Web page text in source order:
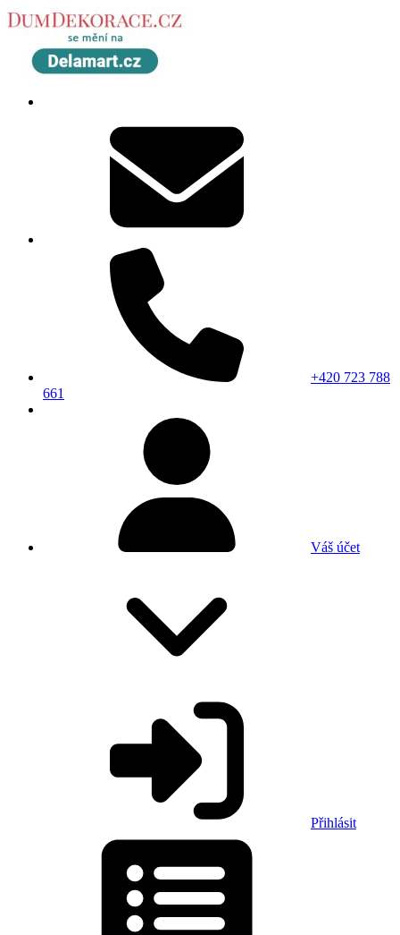
+420 723 788
661
Váš účet
Přihlásit